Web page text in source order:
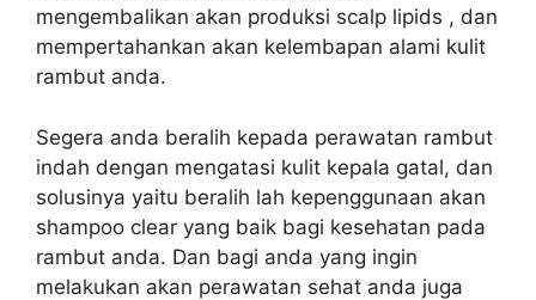
mengembalikan akan produksi scalp lipids , dan
mempertahankan akan kelembapan alami kulit
rambut anda.
Segera anda beralih kepada perawatan rambut
indah dengan mengatasi kulit kepala gatal, dan
solusinya yaitu beralih lah kepenggunaan akan
shampoo clear yang baik bagi kesehatan pada
rambut anda. Dan bagi anda yang ingin
melakukan akan perawatan sehat anda juga